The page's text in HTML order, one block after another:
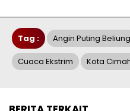
Tag : Angin Puting Beliung
Cuaca Ekstrim Kota